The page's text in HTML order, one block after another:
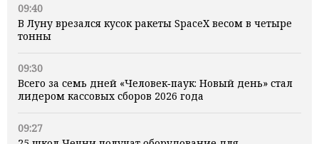
09:40
В Луну врезался кусок ракеты SpaceX весом в четыре
тонны
09:30
Всего за семь дней «Человек‑паук: Новый день» стал
лидером кассовых сборов 2026 года
09:27